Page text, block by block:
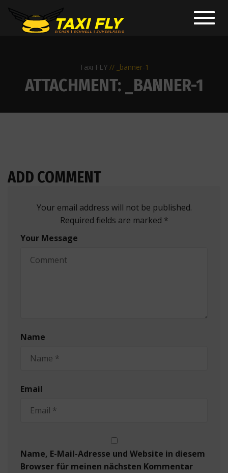
Taxi FLY _banner-1
ATTACHMENT: _BANNER-1
ADD COMMENT
Your email address will not be published.
Required fields are marked *
Your Message
Name
Email
Name, E-Mail-Adresse und Website in diesem
Browser für meinen nächsten Kommentar